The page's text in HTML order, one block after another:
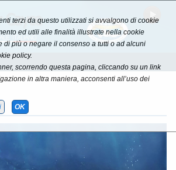
terzi da questo utilizzati si avvalgono di cookie
ed utili alle finalità illustrate nella cookie
di più o negare il consenso a tutti o ad alcuni
policy.
scorrendo questa pagina, cliccando su un link
in altra maniera, acconsenti all’uso dei
OK